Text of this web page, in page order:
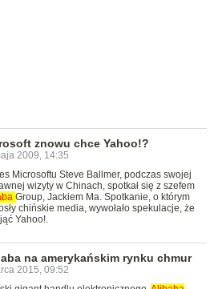
znowu chce Yahoo!?
2009, 14:35
Microsoftu Steve Ballmer, podczas swojej
wizyty w Chinach, spotkał się z szefem
Group, Jackiem Ma. Spotkanie, o którym
chińskie media, wywołało spekulacje, że
Yahoo!.
na amerykańskim rynku chmur
2015, 09:52